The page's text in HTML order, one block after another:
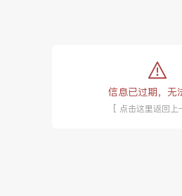
tip:
信息已过期，无
[ 点击这里返回上